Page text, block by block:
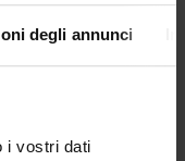
degli annunci
i vostri dati